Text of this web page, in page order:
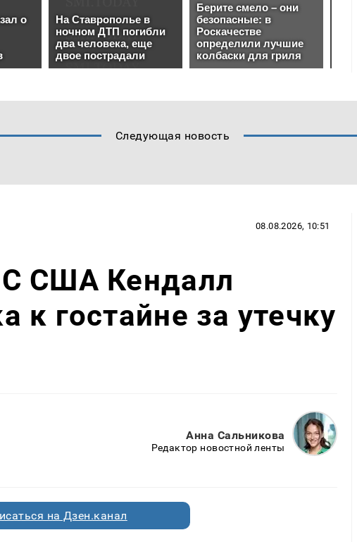
Следующая новость
08.08.2026, 10:51
США Кендалл
к гостайне за утечку
Анна Сальникова
Редактор новостной ленты
на Дзен.канал